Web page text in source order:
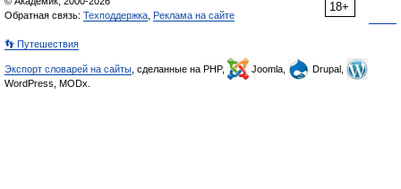
18+
Обратная связь: Техподдержка Реклама на сайте
👣 Путешествия
Экспорт словарей на сайты , сделанные на PHP, Joomla,
Drupal,
WordPress, MODx.